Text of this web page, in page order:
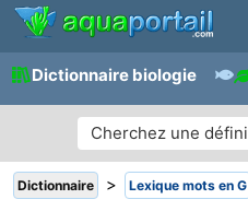
Dictionnaire biologie
Dictionnaire > Lexique mots en G